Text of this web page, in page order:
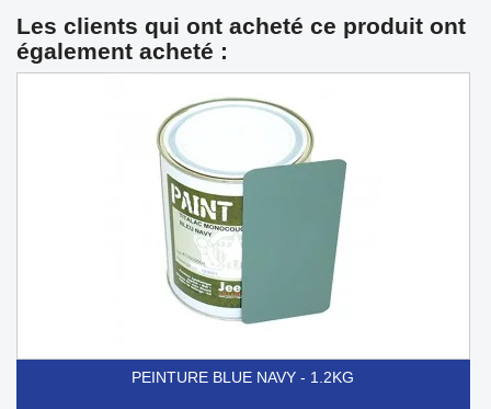
Les clients qui ont acheté ce produit ont
également acheté :
PEINTURE BLUE NAVY - 1.2KG